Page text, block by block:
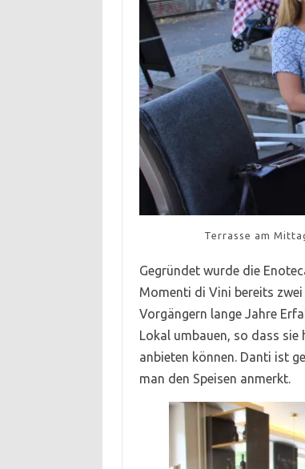
Terrasse am
Gegründet wurde die
Momenti di Vini bereits zwei
Vorgängern lange Jahre
Lokal umbauen, so dass sie
anbieten können. Danti ist
man den Speisen anmerkt.